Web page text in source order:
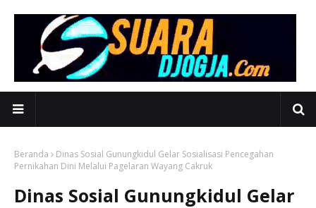
Beranda
Dinas Sosial Gunungkidul Gelar Sosialisasi Pencegahan
Pernikahan Dini Melalui Pagelaran Wayang Cakruk
Dinas Sosial Gunungkidul Gelar